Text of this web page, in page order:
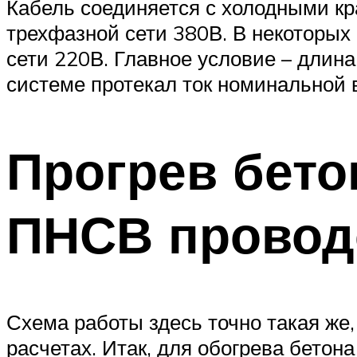
Кабель соединяется с холодными
трехфазной сети 380В. В
сети 220В. Главное условие –
системе протекал ток
Прогрев
ПНСВ
Схема работы здесь точно такая
расчетах. Итак, для обогрева